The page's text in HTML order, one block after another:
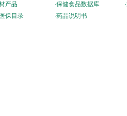
产品 ·保健食品数据库 ·
保目录 ·药品说明书